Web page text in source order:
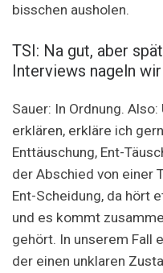
bisschen ausholen.
TSI: Na gut, aber
Interviews nageln
Sauer: In Ordnung.
erklären, erkläre ich
Enttäuschung, Ent-
der Abschied von einer
Ent-Scheidung, da hört
und es kommt
gehört. In unserem Fall
der einen unklaren